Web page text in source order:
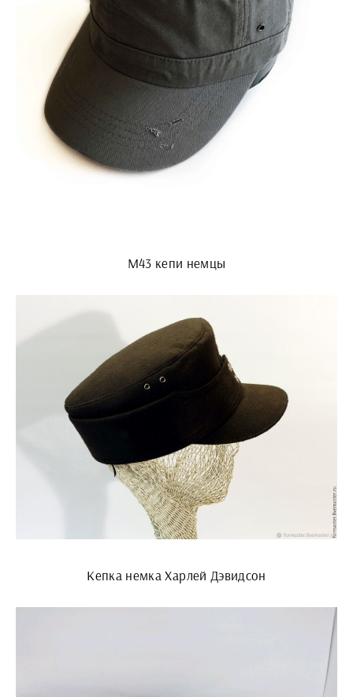
M43 кепи немцы
Кепка немка Харлей Дэвидсон